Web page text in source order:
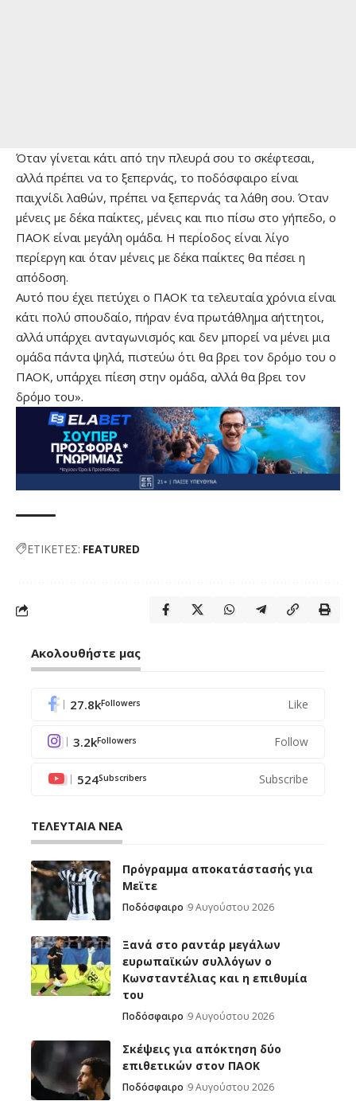
Όταν γίνεται κάτι από την πλευρά σου το σκέφτεσαι,
αλλά πρέπει να το ξεπερνάς, το ποδόσφαιρο είναι
παιχνίδι λαθών, πρέπει να ξεπερνάς τα λάθη σου. Όταν
μένεις με δέκα παίκτες, μένεις και πιο πίσω στο γήπεδο, ο
ΠΑΟΚ είναι μεγάλη ομάδα. Η περίοδος είναι λίγο
περίεργη και όταν μένεις με δέκα παίκτες θα πέσει η
απόδοση.
Αυτό που έχει πετύχει ο ΠΑΟΚ τα τελευταία χρόνια είναι
κάτι πολύ σπουδαίο, πήραν ένα πρωτάθλημα αήττητοι,
αλλά υπάρχει ανταγωνισμός και δεν μπορεί να μένει μια
ομάδα πάντα ψηλά, πιστεύω ότι θα βρει τον δρόμο του ο
ΠΑΟΚ, υπάρχει πίεση στην ομάδα, αλλά θα βρει τον
δρόμο του».
ΕΤΙΚΕΤΕΣ: FEATURED
Ακολουθήστε μας
27.8kFollowers Like
3.2kFollowers Follow
524Subscribers Subscribe
ΤΕΛΕΥΤΑΙΑ ΝΕΑ
Πρόγραμμα αποκατάστασής για
Μεϊτε
Ποδόσφαιρο 9 Αυγούστου 2026
Ξανά στο ραντάρ μεγάλων
ευρωπαϊκών συλλόγων ο
Κωνσταντέλιας και η επιθυμία
του
Ποδόσφαιρο 9 Αυγούστου 2026
Σκέψεις για απόκτηση δύο
επιθετικών στον ΠΑΟΚ
Ποδόσφαιρο 9 Αυγούστου 2026